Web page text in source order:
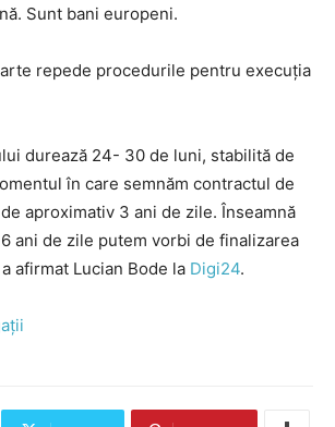
Sunt bani europeni.
repede procedurile pentru execuția
durează 24- 30 de luni, stabilită de
în care semnăm contractul de
aproximativ 3 ani de zile. Înseamnă
ani de zile putem vorbi de finalizarea
afirmat Lucian Bode la Digi24.